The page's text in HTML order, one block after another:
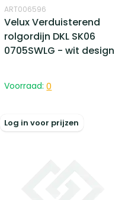
ART006596
Velux Verduisterend
rolgordijn DKL SK06
0705SWLG - wit design
Voorraad: 0
Log in voor prijzen